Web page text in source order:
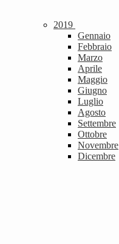
2019
Gennaio
Febbraio
Marzo
Aprile
Maggio
Giugno
Luglio
Agosto
Settembre
Ottobre
Novembre
Dicembre